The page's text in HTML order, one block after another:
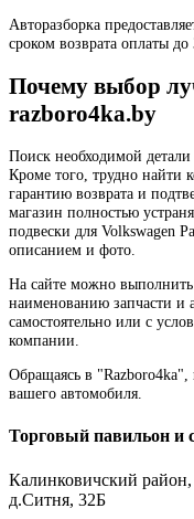
Авторазборка
сроком возврата оплаты до
Почему выбор
razboro4ka.by
Поиск необходимой
Кроме того, трудно найти
гарантию возврата и
магазин полностью
подвески для Volkswagen
описанием и фото.
На сайте можно
наименованию запчасти и
самостоятельно или с
компании.
Обращаясь в "Razboro4ka",
вашего автомобиля.
Торговый павильон и
Калинковичский район,
д.Ситня, 32Б